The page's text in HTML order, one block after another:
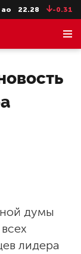
22.28 -0.31
думы
лидера